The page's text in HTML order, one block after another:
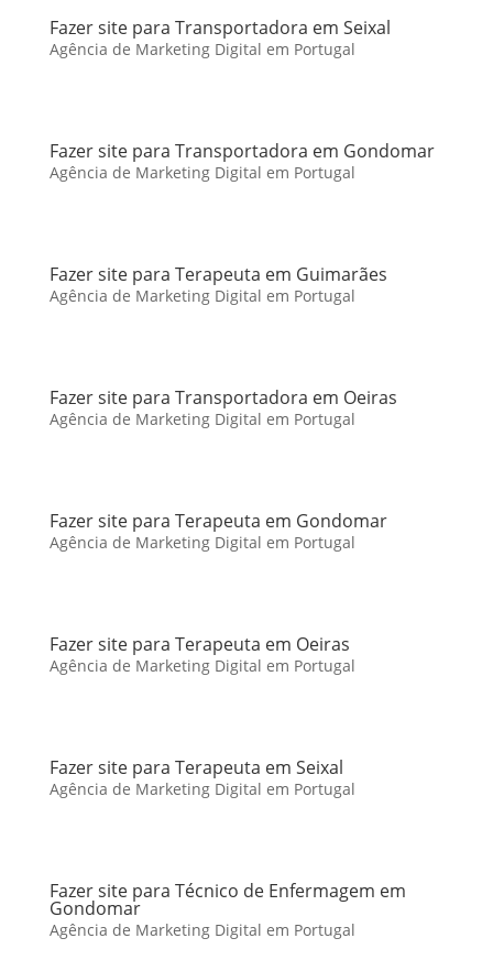
Fazer site para Transportadora em Seixal
Agência de Marketing Digital em Portugal
Fazer site para Transportadora em Gondomar
Agência de Marketing Digital em Portugal
Fazer site para Terapeuta em Guimarães
Agência de Marketing Digital em Portugal
Fazer site para Transportadora em Oeiras
Agência de Marketing Digital em Portugal
Fazer site para Terapeuta em Gondomar
Agência de Marketing Digital em Portugal
Fazer site para Terapeuta em Oeiras
Agência de Marketing Digital em Portugal
Fazer site para Terapeuta em Seixal
Agência de Marketing Digital em Portugal
Fazer site para Técnico de Enfermagem em
Gondomar
Agência de Marketing Digital em Portugal